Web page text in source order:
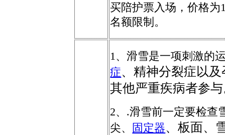
买陪护票入场，价格为
名额限制 。
1、滑雪是一项刺激的
症、精神分裂症以
其他严重疾病者参
2、.滑雪前一定要检查
尖、
固定器、板面、